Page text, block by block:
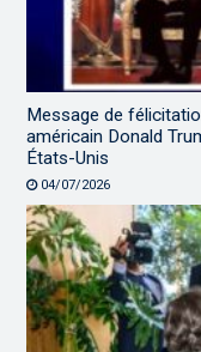
Message de
américain Donald
États-Unis
04/07/2026